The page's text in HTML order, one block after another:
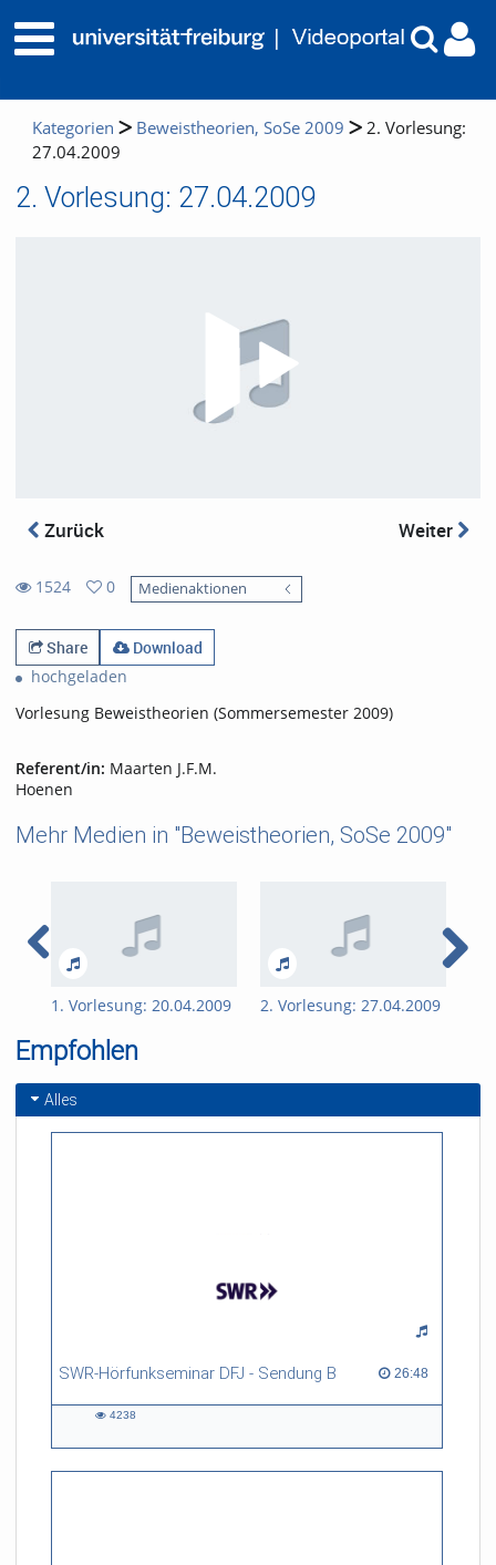
Kategorien Beweistheorien, SoSe 2009
2. Vorlesung:
27.04.2009
2. Vorlesung: 27.04.2009
Zurück Weiter
1524
views
0
favorites
Medienaktionen
Share
Download
hochgeladen
Vorlesung Beweistheorien (Sommersemester 2009)
Referent/in: Maarten J.F.M.
Hoenen
Mehr Medien in "Beweistheorien, SoSe 2009"
1. Vorlesung: 20.04.2009 2. Vorlesung: 27.04.2009
Empfohlen
Alles
SWR-Hörfunkseminar DFJ - Sendung B 26:48
26:48 duration
4238